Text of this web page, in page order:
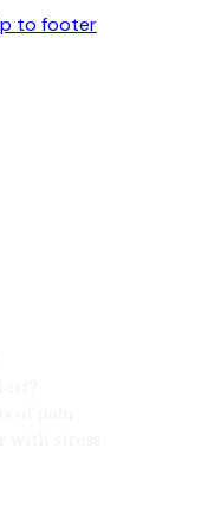
to footer
of pain
with stress